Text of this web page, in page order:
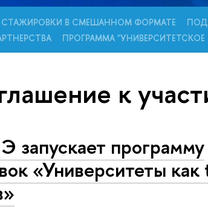
СТАЖИРОВКИ В СМЕШАННОМ ФОРМАТЕ
ПРОГРАММА
к
программу
«Университеты